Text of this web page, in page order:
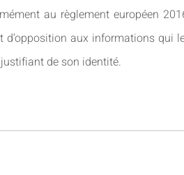
au règlement européen
aux informations qui
de son identité.